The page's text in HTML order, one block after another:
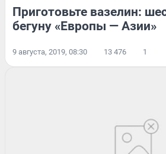
Приготовьте вазелин:
бегуну «Европы — Азии»
9 августа, 2019, 08:30 13 476 1